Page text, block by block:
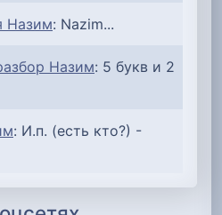
Назим: Nazim...
Назим: 5 букв и 2
: И.п. (есть кто?) -